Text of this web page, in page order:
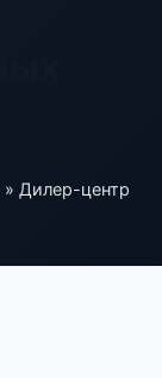
» Дилер-центр